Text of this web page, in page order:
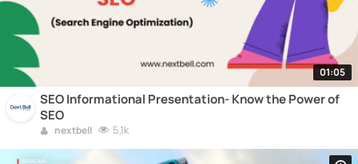
01:05
SEO Informational Presentation- Know the Power of
SEO
nextbell 5,1k